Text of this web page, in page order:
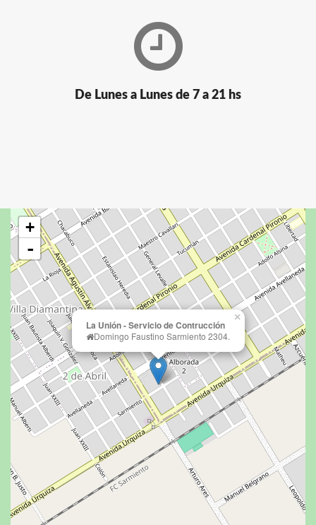
De Lunes a Lunes de 7 a 21 hs
×
La Unión - Servicio de Contrucción
Domingo Faustino Sarmiento 2304.
+
-